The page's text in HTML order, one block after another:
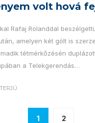
volt hová
Rafaj Rolanddal
amelyen két gólt is
tétmérkőzésén
a Telekgerendás…
1 2